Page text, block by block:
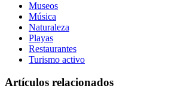
Museos
Música
Naturaleza
Playas
Restaurantes
Turismo activo
Artículos relacionados